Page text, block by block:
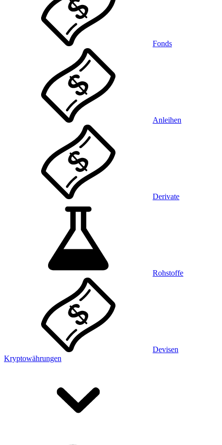
Fonds
Anleihen
Derivate
Rohstoffe
Devisen
Kryptowährungen